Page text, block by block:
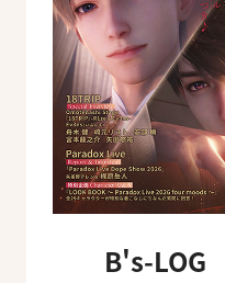
B's-LOG